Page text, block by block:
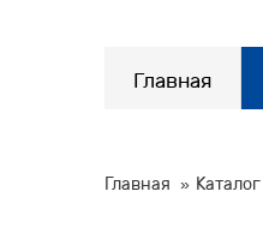
Главная
Главная Каталог